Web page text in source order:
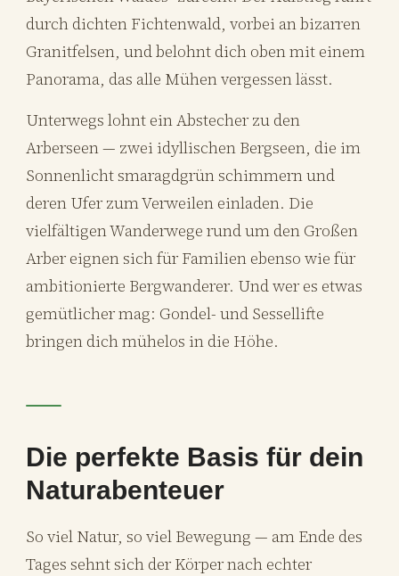
durch dichten Fichtenwald, vorbei an bizarren
Granitfelsen, und belohnt dich oben mit einem
Panorama, das alle Mühen vergessen lässt.
Unterwegs lohnt ein Abstecher zu den
Arberseen — zwei idyllischen Bergseen, die im
Sonnenlicht smaragdgrün schimmern und
deren Ufer zum Verweilen einladen. Die
vielfältigen Wanderwege rund um den Großen
Arber eignen sich für Familien ebenso wie für
ambitionierte Bergwanderer. Und wer es etwas
gemütlicher mag: Gondel- und Sessellifte
bringen dich mühelos in die Höhe.
Die perfekte Basis für dein
Naturabenteuer
So viel Natur, so viel Bewegung — am Ende des
Tages sehnt sich der Körper nach echter